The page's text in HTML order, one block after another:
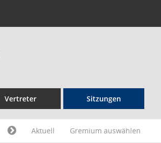
Vertreter Sitzungen
Aktuell Gremium auswählen